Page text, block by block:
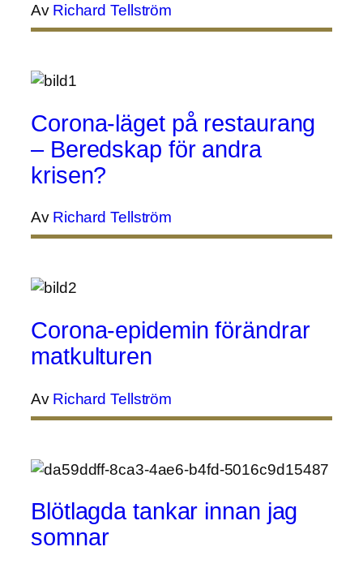
Av Richard Tellström
Corona-läget på restaurang
– Beredskap för andra
krisen?
Av Richard Tellström
Corona-epidemin förändrar
matkulturen
Av Richard Tellström
Blötlagda tankar innan jag
somnar